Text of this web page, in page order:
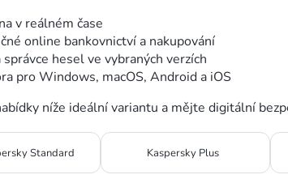
v reálném čase
online bankovnictví a nakupování
správce hesel ve vybraných verzích
pro Windows, macOS, Android a iOS
níže ideální variantu a mějte digitální
Standard Kaspersky Plus